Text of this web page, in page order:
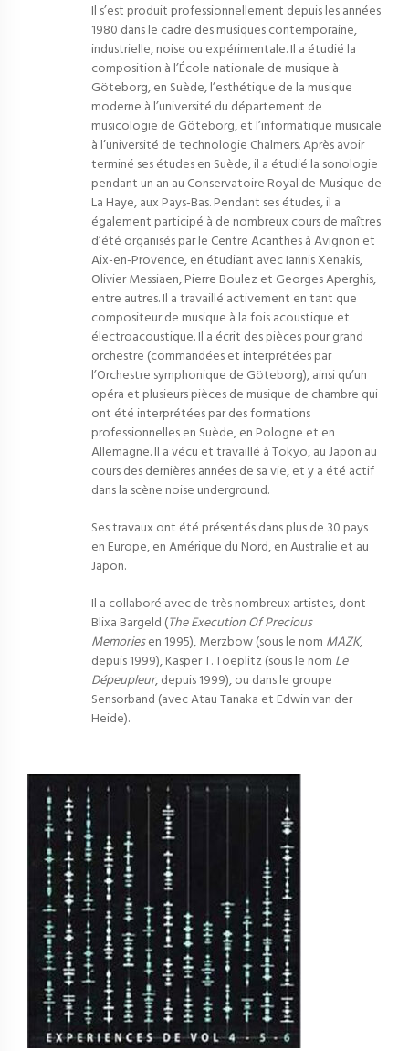
Il s’est produit professionnellement depuis les années
1980 dans le cadre des musiques contemporaine,
industrielle, noise ou expérimentale. Il a étudié la
composition à l’École nationale de musique à
Göteborg, en Suède, l’esthétique de la musique
moderne à l’université du département de
musicologie de Göteborg, et l’informatique musicale
à l’université de technologie Chalmers. Après avoir
terminé ses études en Suède, il a étudié la sonologie
pendant un an au Conservatoire Royal de Musique de
La Haye, aux Pays-Bas. Pendant ses études, il a
également participé à de nombreux cours de maîtres
d’été organisés par le Centre Acanthes à Avignon et
Aix-en-Provence, en étudiant avec Iannis Xenakis,
Olivier Messiaen, Pierre Boulez et Georges Aperghis,
entre autres. Il a travaillé activement en tant que
compositeur de musique à la fois acoustique et
électroacoustique. Il a écrit des pièces pour grand
orchestre (commandées et interprétées par
l’Orchestre symphonique de Göteborg), ainsi qu’un
opéra et plusieurs pièces de musique de chambre qui
ont été interprétées par des formations
professionnelles en Suède, en Pologne et en
Allemagne. Il a vécu et travaillé à Tokyo, au Japon au
cours des dernières années de sa vie, et y a été actif
dans la scène noise underground.
Ses travaux ont été présentés dans plus de 30 pays
en Europe, en Amérique du Nord, en Australie et au
Japon.
Il a collaboré avec de très nombreux artistes, dont
Blixa Bargeld (The Execution Of Precious
Memoriesen 1995), Merzbow (sous le nom MAZK,
depuis 1999), Kasper T. Toeplitz (sous le nom Le
Dépeupleur, depuis 1999), ou dans le groupe
Sensorband (avec Atau Tanaka et Edwin van der
Heide).